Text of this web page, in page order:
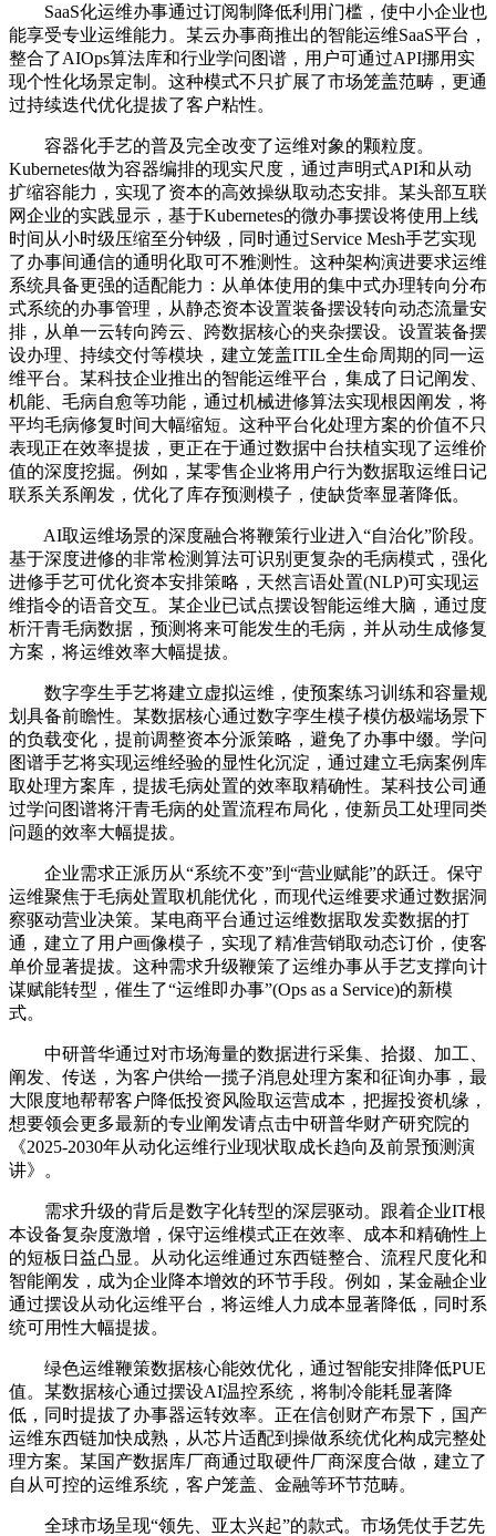
SaaS化运维办事通过订阅制降低利用门槛，使中小企业也
能享受专业运维能力。某云办事商推出的智能运维SaaS平台，
整合了AIOps算法库和行业学问图谱，用户可通过API挪用实
现个性化场景定制。这种模式不只扩展了市场笼盖范畴，更通
过持续迭代优化提拔了客户粘性。
容器化手艺的普及完全改变了运维对象的颗粒度。
Kubernetes做为容器编排的现实尺度，通过声明式API和从动
扩缩容能力，实现了资本的高效操纵取动态安排。某头部互联
网企业的实践显示，基于Kubernetes的微办事摆设将使用上线
时间从小时级压缩至分钟级，同时通过Service Mesh手艺实现
了办事间通信的通明化取可不雅测性。这种架构演进要求运维
系统具备更强的适配能力：从单体使用的集中式办理转向分布
式系统的办事管理，从静态资本设置装备摆设转向动态流量安
排，从单一云转向跨云、跨数据核心的夹杂摆设。设置装备摆
设办理、持续交付等模块，建立笼盖ITIL全生命周期的同一运
维平台。某科技企业推出的智能运维平台，集成了日记阐发、
机能、毛病自愈等功能，通过机械进修算法实现根因阐发，将
平均毛病修复时间大幅缩短。这种平台化处理方案的价值不只
表现正在效率提拔，更正在于通过数据中台扶植实现了运维价
值的深度挖掘。例如，某零售企业将用户行为数据取运维日记
联系关系阐发，优化了库存预测模子，使缺货率显著降低。
AI取运维场景的深度融合将鞭策行业进入“自治化”阶段。
基于深度进修的非常检测算法可识别更复杂的毛病模式，强化
进修手艺可优化资本安排策略，天然言语处置(NLP)可实现运
维指令的语音交互。某企业已试点摆设智能运维大脑，通过度
析汗青毛病数据，预测将来可能发生的毛病，并从动生成修复
方案，将运维效率大幅提拔。
数字孪生手艺将建立虚拟运维，使预案练习训练和容量规
划具备前瞻性。某数据核心通过数字孪生模子模仿极端场景下
的负载变化，提前调整资本分派策略，避免了办事中缀。学问
图谱手艺将实现运维经验的显性化沉淀，通过建立毛病案例库
取处理方案库，提拔毛病处置的效率取精确性。某科技公司通
过学问图谱将汗青毛病的处置流程布局化，使新员工处理同类
问题的效率大幅提拔。
企业需求正派历从“系统不变”到“营业赋能”的跃迁。保守
运维聚焦于毛病处置取机能优化，而现代运维要求通过数据洞
察驱动营业决策。某电商平台通过运维数据取发卖数据的打
通，建立了用户画像模子，实现了精准营销取动态订价，使客
单价显著提拔。这种需求升级鞭策了运维办事从手艺支撑向计
谋赋能转型，催生了“运维即办事”(Ops as a Service)的新模
式。
中研普华通过对市场海量的数据进行采集、拾掇、加工、
阐发、传送，为客户供给一揽子消息处理方案和征询办事，最
大限度地帮帮客户降低投资风险取运营成本，把握投资机缘，
想要领会更多最新的专业阐发请点击中研普华财产研究院的
《2025-2030年从动化运维行业现状取成长趋向及前景预测演
讲》。
需求升级的背后是数字化转型的深层驱动。跟着企业IT根
本设备复杂度激增，保守运维模式正在效率、成本和精确性上
的短板日益凸显。从动化运维通过东西链整合、流程尺度化和
智能阐发，成为企业降本增效的环节手段。例如，某金融企业
通过摆设从动化运维平台，将运维人力成本显著降低，同时系
统可用性大幅提拔。
绿色运维鞭策数据核心能效优化，通过智能安排降低PUE
值。某数据核心通过摆设AI温控系统，将制冷能耗显著降
低，同时提拔了办事器运转效率。正在信创财产布景下，国产
运维东西链加快成熟，从芯片适配到操做系统优化构成完整处
理方案。某国产数据库厂商通过取硬件厂商深度合做，建立了
自从可控的运维系统，客户笼盖、金融等环节范畴。
全球市场呈现“领先、亚太兴起”的款式。市场凭仗手艺先